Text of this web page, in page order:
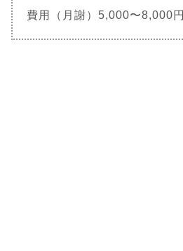
費用（月謝）5,000〜8,000円